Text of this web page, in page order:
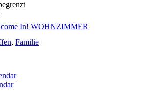
In! WOHNZIMMER
, Familie